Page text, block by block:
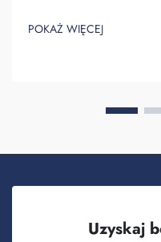
Saipulang Trading
wytrzymałego plecaka.
POKAŻ WIĘCEJ
Uzyskaj